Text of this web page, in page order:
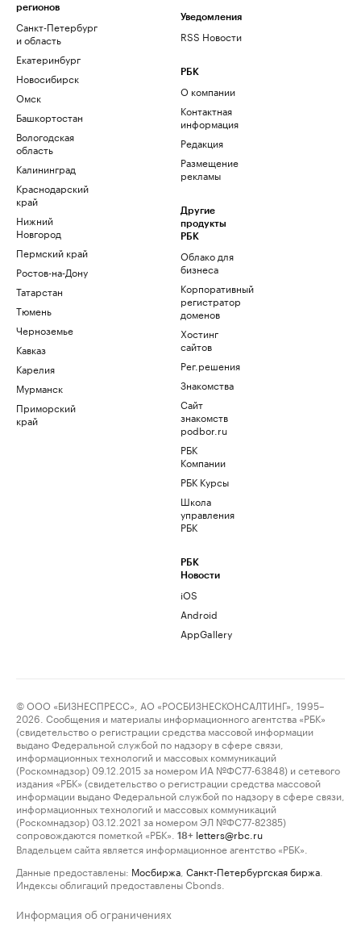
регионов
Санкт-Петербург
и область
Екатеринбург
Новосибирск
Омск
Башкортостан
Вологодская
область
Калининград
Краснодарский
край
Нижний
Новгород
Пермский край
Ростов-на-Дону
Татарстан
Тюмень
Черноземье
Кавказ
Карелия
Мурманск
Приморский
край
Уведомления
RSS Новости
РБК
О компании
Контактная
информация
Редакция
Размещение
рекламы
Другие
продукты
РБК
Облако для
бизнеса
Корпоративный
регистратор
доменов
Хостинг
сайтов
Рег.решения
Знакомства
Сайт
знакомств
podbor.ru
РБК
Компании
РБК Курсы
Школа
управления
РБК
РБК
Новости
iOS
Android
AppGallery
© ООО «БИЗНЕСПРЕСС», АО «РОСБИЗНЕСКОНСАЛТИНГ», 1995–
2026. Сообщения и материалы информационного агентства «РБК»
(свидетельство о регистрации средства массовой информации
выдано Федеральной службой по надзору в сфере связи,
информационных технологий и массовых коммуникаций
(Роскомнадзор) 09.12.2015 за номером ИА №ФС77-63848) и сетевого
издания «РБК» (свидетельство о регистрации средства массовой
информации выдано Федеральной службой по надзору в сфере связи,
информационных технологий и массовых коммуникаций
(Роскомнадзор) 03.12.2021 за номером ЭЛ №ФС77-82385)
сопровождаются пометкой «РБК».
18+ letters@rbc.ru
Владельцем сайта является информационное агентство «РБК».
Данные предоставлены: Мосбиржа Санкт-Петербургская биржа
Индексы облигаций предоставлены Cbonds.
Информация об ограничениях